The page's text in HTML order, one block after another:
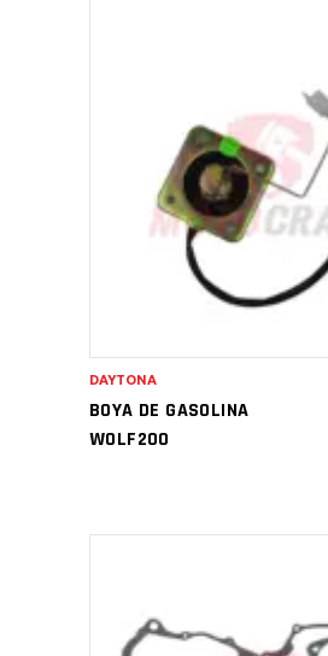
AÑADIR AL CARRITO
BOYA DE GASOLINA
WOLF200
DAYTONA